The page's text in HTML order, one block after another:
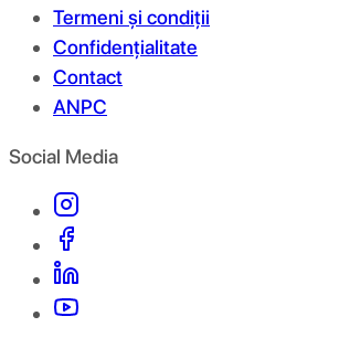
Termeni și condiții
Confidențialitate
Contact
ANPC
Social Media